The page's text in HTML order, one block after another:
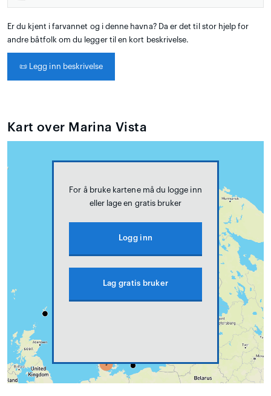
Er du kjent i farvannet og i denne havna? Da er det til stor hjelp for
andre båtfolk om du legger til en kort beskrivelse.
📜 Legg inn beskrivelse
Kart over Marina Vista
For å bruke kartene må du logge inn
eller lage en gratis bruker
Logg inn
Lag gratis bruker